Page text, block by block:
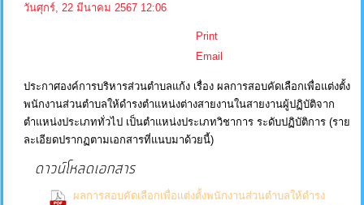
ข่าวสาร
ข้อมูล
การ
จัดการ
ความ
วันศุกร์, 22 มีนาคม 2567 12:06
Print
Email
ประกาศองค์การบริหารส่วนตำบลแก้ง เรื่อง ผลการสอบคัดเลือกเพื่อแต่งตั้ง
พนักงานส่วนตำบลให้ดำรงตำแหน่งต่างสายงานในสายงานผู้ปฏิบัติจาก
ตำแหน่งประเภททั่วไป เป็นตำแหน่งประเภทวิชาการ ระดับปฏิบัติการ (ราย
ละเอียดปรากฏตามเอกสารที่แนบมาด้วยนี้)
ดาวน์โหลดเอกสาร
ผลการสอบคัดเลือกเพื่อแต่งตั้งพนักงานส่วนตำบลให้ดำรง